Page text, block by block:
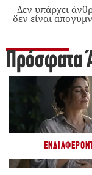
Δεν υπάρχει
δεν είναι
Πρόσφατα